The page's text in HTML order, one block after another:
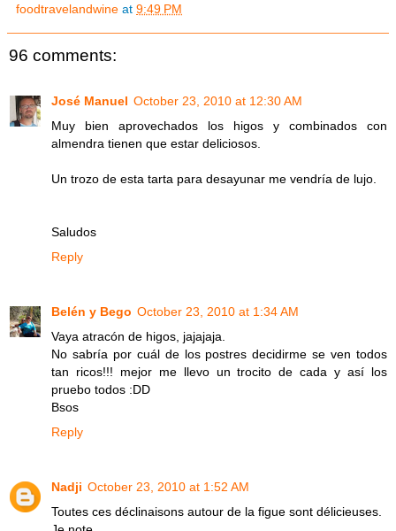
foodtravelandwine at 9:49 PM
96 comments:
José Manuel October 23, 2010 at 12:30 AM
Muy bien aprovechados los higos y combinados con
almendra tienen que estar deliciosos.
Un trozo de esta tarta para desayunar me vendría de lujo.
Saludos
Reply
Belén y Bego October 23, 2010 at 1:34 AM
Vaya atracón de higos, jajajaja.
No sabría por cuál de los postres decidirme se ven todos
tan ricos!!! mejor me llevo un trocito de cada y así los
pruebo todos :DD
Bsos
Reply
Nadji October 23, 2010 at 1:52 AM
Toutes ces déclinaisons autour de la figue sont délicieuses.